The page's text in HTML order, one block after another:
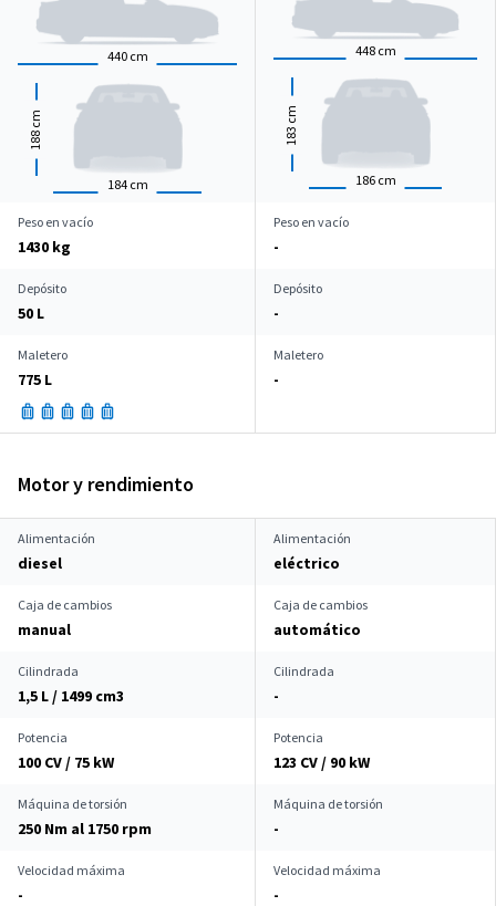
440 cm
184 cm
188
cm
448 cm
186 cm
183
cm
Peso en vacío
1430 kg
Peso en vacío
-
Depósito
50 L
Depósito
-
Maletero
775 L
Maletero
-
Motor y rendimiento
Alimentación
diesel
Alimentación
eléctrico
Caja de cambios
manual
Caja de cambios
automático
Cilindrada
1,5 L / 1499 cm3
Cilindrada
-
Potencia
100 CV / 75 kW
Potencia
123 CV / 90 kW
Máquina de torsión
250 Nm al 1750 rpm
Máquina de torsión
-
Velocidad máxima
-
Velocidad máxima
-